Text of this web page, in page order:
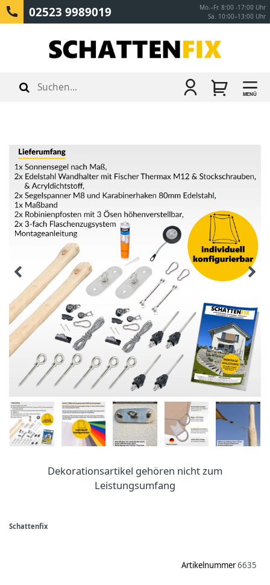
02523 9989019
Mo.–Fr. 8:00 -17:00 Uhr
Sa. 10:00–13:00 Uhr
MENÜ
Dekorationsartikel gehören nicht zum
Leistungsumfang
Schattenfix
Artikelnummer6635